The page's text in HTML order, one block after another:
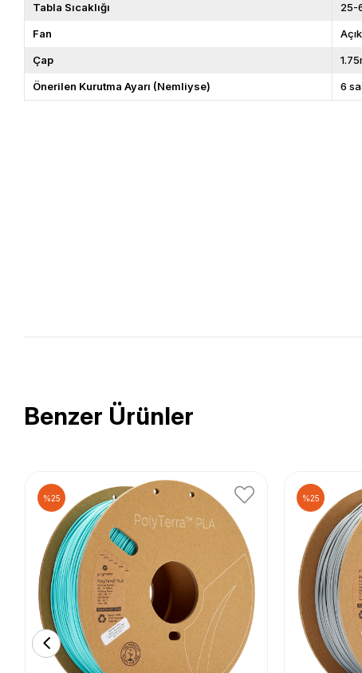
Tabla Sıcaklığı 25-
Fan Açık
Çap
Önerilen Kurutma Ayarı (Nemliyse) 6
Benzer Ürünler
%25 %25